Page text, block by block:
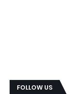
FOLLOW US